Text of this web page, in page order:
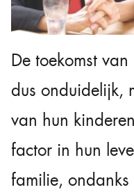
De toekomst
dus onduidelijk,
van hun
factor in hun
familie,